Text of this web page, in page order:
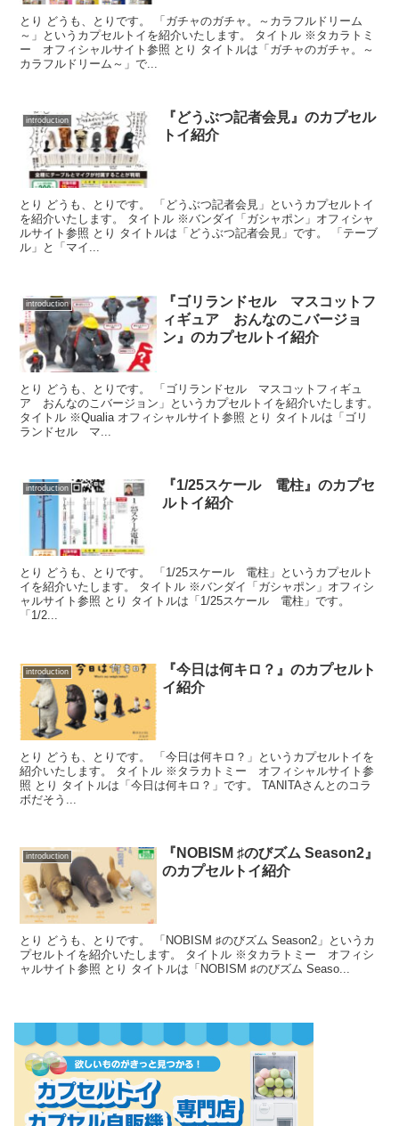
とり どうも、とりです。 「ガチャのガチャ。～カラフルドリーム
～」というカプセルトイを紹介いたします。 タイトル ※タカラトミ
ー オフィシャルサイト参照 とり タイトルは「ガチャのガチャ。～
カラフルドリーム～」で...
introduction
『どうぶつ記者会見』のカプセル
トイ紹介
とり どうも、とりです。 「どうぶつ記者会見」というカプセルトイ
を紹介いたします。 タイトル ※バンダイ「ガシャポン」オフィシャ
ルサイト参照 とり タイトルは「どうぶつ記者会見」です。 「テーブ
ル」と「マイ...
introduction
『ゴリランドセル マスコットフ
ィギュア おんなのこバージョ
ン』のカプセルトイ紹介
とり どうも、とりです。 「ゴリランドセル マスコットフィギュ
ア おんなのこバージョン」というカプセルトイを紹介いたします。
タイトル ※Qualia オフィシャルサイト参照 とり タイトルは「ゴリ
ランドセル マ...
introduction
『1/25スケール 電柱』のカプセ
ルトイ紹介
とり どうも、とりです。 「1/25スケール 電柱」というカプセルト
イを紹介いたします。 タイトル ※バンダイ「ガシャポン」オフィシ
ャルサイト参照 とり タイトルは「1/25スケール 電柱」です。
「1/2...
introduction
『今日は何キロ？』のカプセルト
イ紹介
とり どうも、とりです。 「今日は何キロ？」というカプセルトイを
紹介いたします。 タイトル ※タラカトミー オフィシャルサイト参
照 とり タイトルは「今日は何キロ？」です。 TANITAさんとのコラ
ボだそう...
introduction
『NOBISM ♯のびズム Season2』
のカプセルトイ紹介
とり どうも、とりです。 「NOBISM ♯のびズム Season2」というカ
プセルトイを紹介いたします。 タイトル ※タカラトミー オフィシ
ャルサイト参照 とり タイトルは「NOBISM ♯のびズム Seaso...